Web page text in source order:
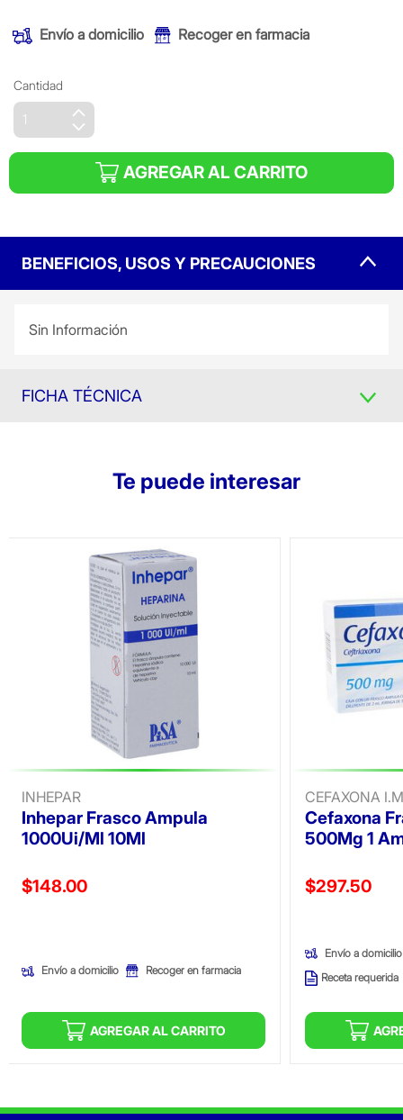
Envío a domicilio Recoger en farmacia
Cantidad
AGREGAR AL CARRITO
BENEFICIOS, USOS Y PRECAUCIONES
Sin Información
FICHA TÉCNICA
Te puede interesar
INHEPAR
Inhepar Frasco Ampula
1000Ui/Ml 10Ml
Precio reducido de
$148.00
Envío a domicilio Recoger en farmacia
AGREGAR AL CARRITO
CEFAXONA
Cefaxona
500Mg 1
Precio
$297.50
Envío a domicilio
Receta requerida